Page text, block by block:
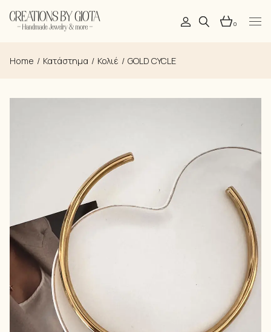
to
the 0
Home Κατάστημα Κολιέ GOLD CYCLE